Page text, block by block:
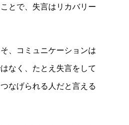
とで、失言はリカバリー
、コミュニケーションは
なく、たとえ失言をして
なげられる人だと言える